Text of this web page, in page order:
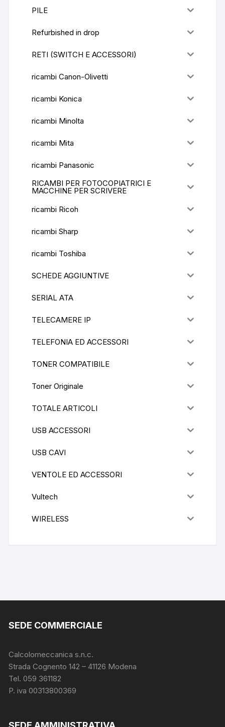
PILE
Refurbished in drop
RETI (SWITCH E ACCESSORI)
ricambi Canon-Olivetti
ricambi Konica
ricambi Minolta
ricambi Mita
ricambi Panasonic
RICAMBI PER FOTOCOPIATRICI E
MACCHINE PER SCRIVERE
ricambi Ricoh
ricambi Sharp
ricambi Toshiba
SCHEDE AGGIUNTIVE
SERIAL ATA
TELECAMERE IP
TELEFONIA ED ACCESSORI
TONER COMPATIBILE
Toner Originale
TOTALE ARTICOLI
USB ACCESSORI
USB CAVI
VENTOLE ED ACCESSORI
Vultech
WIRELESS
SEDE COMMERCIALE
Calcolomeccanica s.n.c.
Strada Cognento 142 – 41126 Modena
Tel. 059 361182
P. iva 00313800369